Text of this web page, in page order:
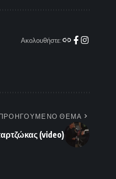
Ακολουθήστε:
ΘΕΜΑ
(video)